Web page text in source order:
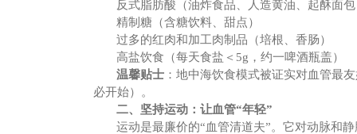
反式脂肪酸（油炸食品、人造黄油、起酥面
精制糖（含糖饮料、甜点）
过多的红肉和加工肉制品（培根、香肠）
高盐饮食（每天食盐＜ 5g，约一啤酒瓶盖）
温馨贴士 ：地中海饮食模式被证实对血管最
必开始）。
二、坚持运动：让血管“年轻”
运动是最廉价的“血管清道夫”。它对动脉和